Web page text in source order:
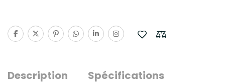
Description
Spécifications